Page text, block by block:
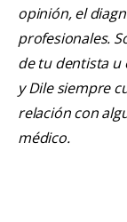
opinión, el
profesionales.
de tu dentista u
y Dile siempre
relación con
médico.